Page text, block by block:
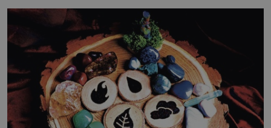
fyzický ani psychický nátlak. Syn brněnského řezníka
chce být knězem a